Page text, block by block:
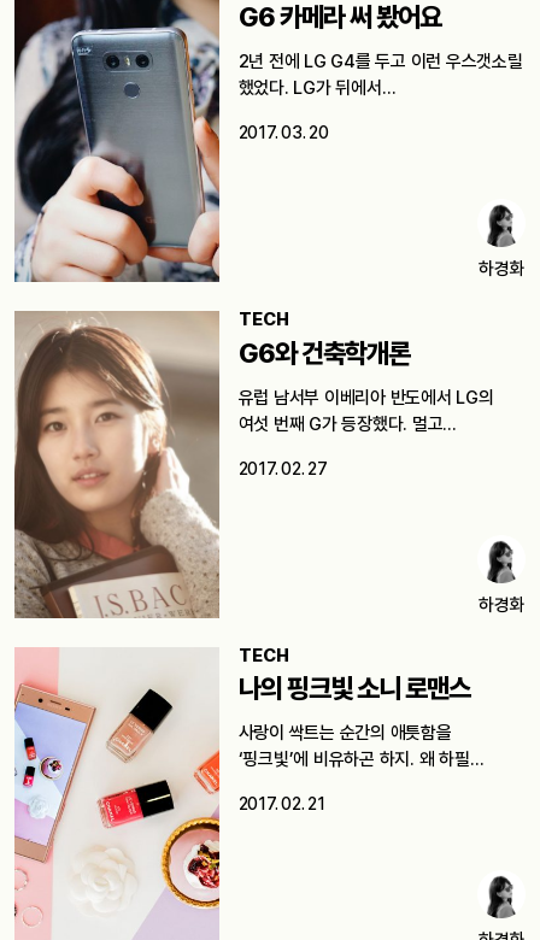
G6 카메라 써 봤어요
2년 전에 LG G4를 두고 이런 우스갯소릴
했었다. LG가 뒤에서…
2017. 03. 20
하경화
TECH
G6와 건축학개론
유럽 남서부 이베리아 반도에서 LG의
여섯 번째 G가 등장했다. 멀고…
2017. 02. 27
하경화
TECH
나의 핑크빛 소니 로맨스
사랑이 싹트는 순간의 애틋함을
‘핑크빛’에 비유하곤 하지. 왜 하필
2017. 02. 21